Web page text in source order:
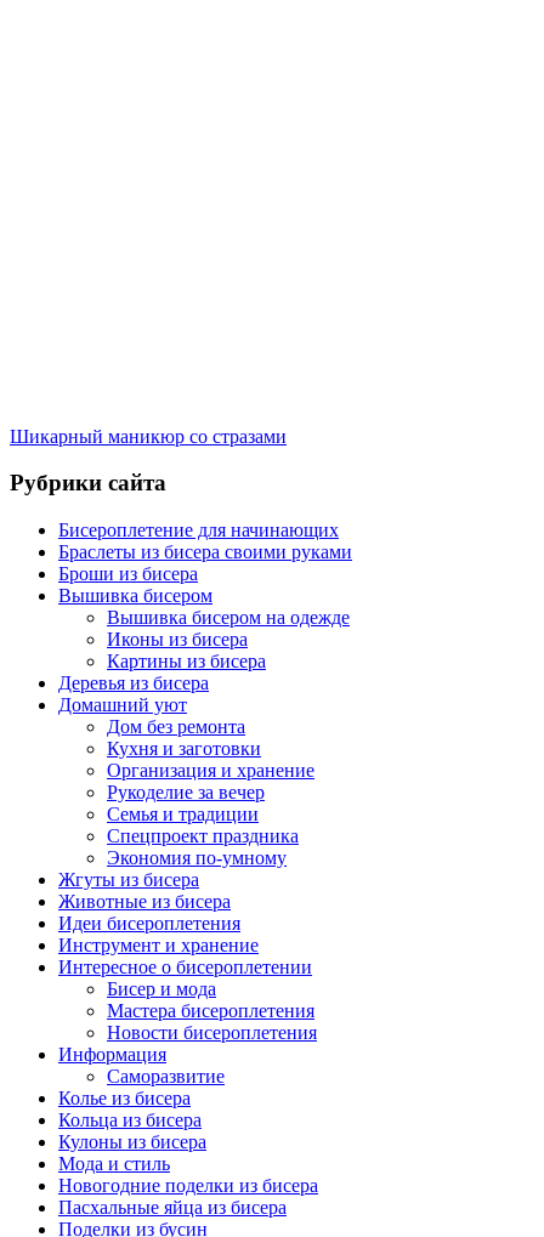
Шикарный маникюр со стразами
Рубрики сайта
Бисероплетение для начинающих
Браслеты из бисера своими руками
Броши из бисера
Вышивка бисером
Вышивка бисером на одежде
Иконы из бисера
Картины из бисера
Деревья из бисера
Домашний уют
Дом без ремонта
Кухня и заготовки
Организация и хранение
Рукоделие за вечер
Семья и традиции
Спецпроект праздника
Экономия по-умному
Жгуты из бисера
Животные из бисера
Идеи бисероплетения
Инструмент и хранение
Интересное о бисероплетении
Бисер и мода
Мастера бисероплетения
Новости бисероплетения
Информация
Саморазвитие
Колье из бисера
Кольца из бисера
Кулоны из бисера
Мода и стиль
Новогодние поделки из бисера
Пасхальные яйца из бисера
Поделки из бусин